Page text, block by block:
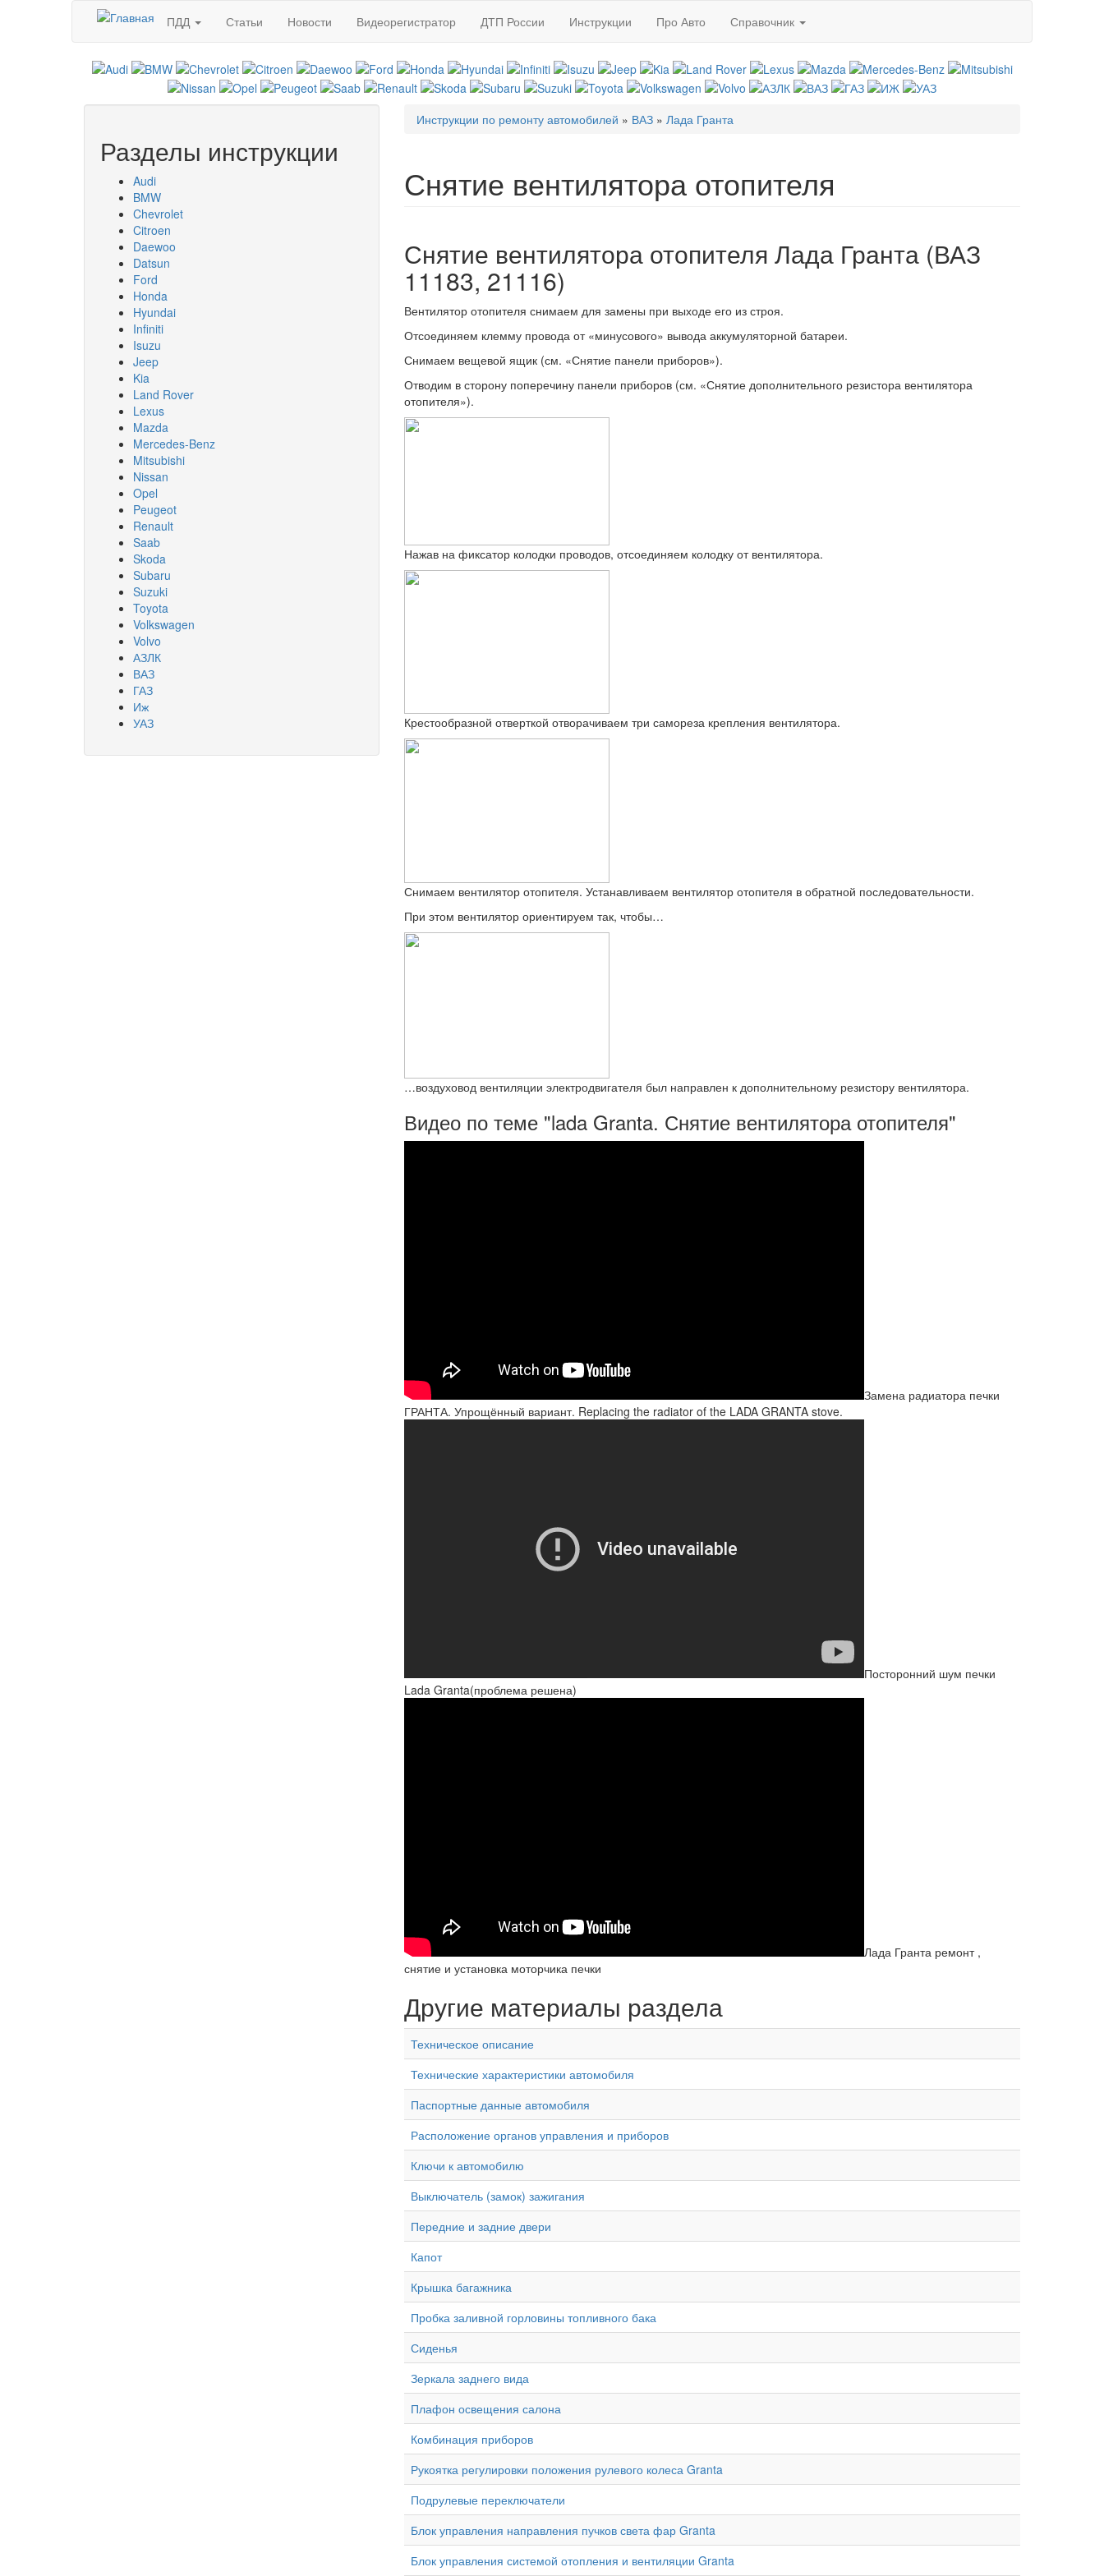
Перейти к основному содержанию
ПДД
Статьи Новости Видеорегистратор ДТП России Инструкции Про Авто Справочник
Разделы инструкции
Audi
BMW
Chevrolet
Citroen
Daewoo
Datsun
Ford
Honda
Hyundai
Infiniti
Isuzu
Jeep
Kia
Land Rover
Lexus
Mazda
Mercedes-Benz
Mitsubishi
Nissan
Opel
Peugeot
Renault
Saab
Skoda
Subaru
Suzuki
Toyota
Volkswagen
Volvo
АЗЛК
ВАЗ
ГАЗ
Иж
УАЗ
Вы здесь
Инструкции по ремонту автомобилей » ВАЗ » Лада Гранта
Снятие вентилятора отопителя
Снятие вентилятора отопителя Лада Гранта (ВАЗ
11183, 21116)
Вентилятор отопителя снимаем для замены при выходе его из строя.
Отсоединяем клемму провода от «минусового» вывода аккумуляторной батареи.
Снимаем вещевой ящик (см. «Снятие панели приборов»).
Отводим в сторону поперечину панели приборов (см. «Снятие дополнительного резистора вентилятора
отопителя»).
Нажав на фиксатор колодки проводов, отсоединяем колодку от вентилятора.
Крестообразной отверткой отворачиваем три самореза крепления вентилятора.
Снимаем вентилятор отопителя. Устанавливаем вентилятор отопителя в обратной последовательности.
При этом вентилятор ориентируем так, чтобы…
…воздуховод вентиляции электродвигателя был направлен к дополнительному резистору вентилятора.
Видео по теме "lada Granta. Снятие вентилятора отопителя"
Замена радиатора печки
ГРАНТА. Упрощённый вариант. Replacing the radiator of the LADA GRANTA stove.
Посторонний шум печки
Lada Granta(проблема решена)
Лада Гранта ремонт ,
снятие и установка моторчика печки
Другие материалы раздела
Техническое описание
Технические характеристики автомобиля
Паспортные данные автомобиля
Расположение органов управления и приборов
Ключи к автомобилю
Выключатель (замок) зажигания
Передние и задние двери
Капот
Крышка багажника
Пробка заливной горловины топливного бака
Сиденья
Зеркала заднего вида
Плафон освещения салона
Комбинация приборов
Рукоятка регулировки положения рулевого колеса Granta
Подрулевые переключатели
Блок управления направления пучков света фар Granta
Блок управления системой отопления и вентиляции Granta